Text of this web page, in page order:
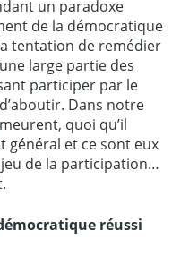
un paradoxe
de la démocratique
tentation de remédier
large partie des
participer par le
Dans notre
quoi qu’il
général et ce sont eux
de la participation…
réussi